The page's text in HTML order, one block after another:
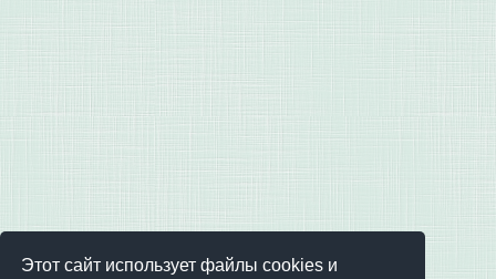
Этот сайт использует файлы cookies и